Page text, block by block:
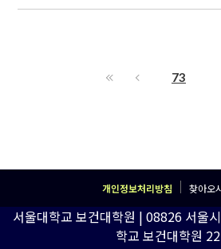
73
개인정보처리방침 찾아오
서울대학교 보건대학원 | 08826 서울
학교 보건대학원